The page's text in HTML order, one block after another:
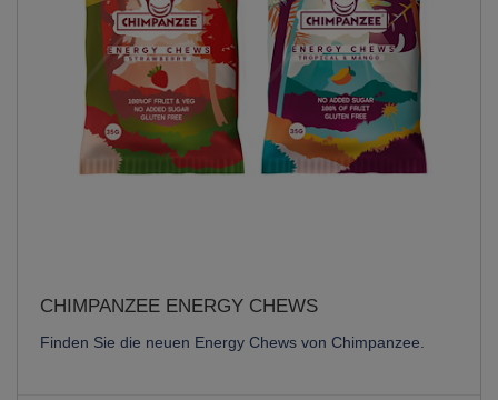
CHIMPANZEE ENERGY CHEWS
Finden Sie die neuen Energy Chews von Chimpanzee.